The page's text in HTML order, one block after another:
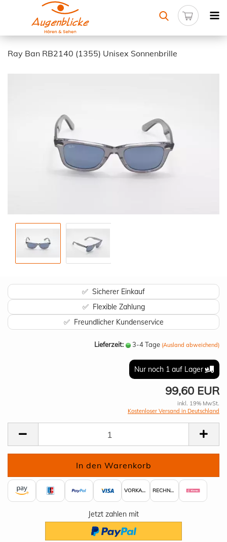
Ray Ban RB2140 (1355) Unisex Sonnenbrille
✅ Sicherer Einkauf
✅ Flexible Zahlung
✅ Freundlicher Kundenservice
Lieferzeit: 3-4 Tage (Ausland abweichend)
Nur noch 1 auf Lager
99,60 EUR
inkl. 19% MwSt.
Kostenloser Versand in Deutschland
VORKASSE RECHNUNG
Jetzt zahlen mit